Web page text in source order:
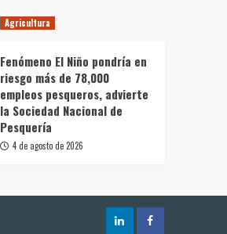
Agricultura
Fenómeno El Niño pondría en
riesgo más de 78,000
empleos pesqueros, advierte
la Sociedad Nacional de
Pesquería
4 de agosto de 2026
LinkedInFacebook